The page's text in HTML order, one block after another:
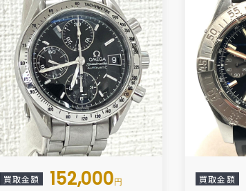
買取金額 152,000円 買取金額